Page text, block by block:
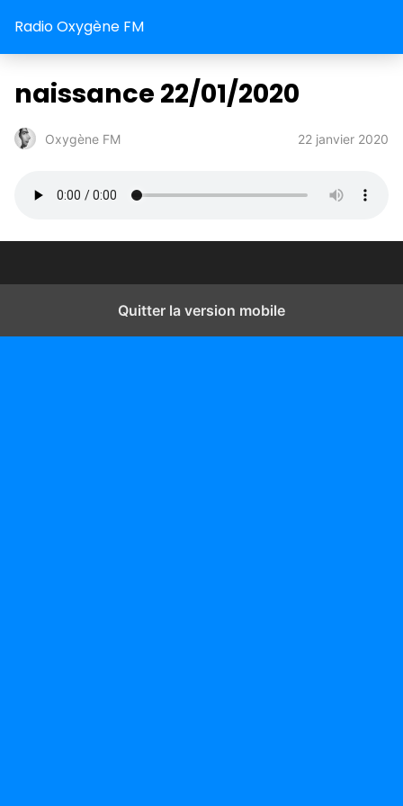
Radio Oxygène FM
naissance 22/01/2020
Oxygène FM 22 janvier 2020
Quitter la version mobile